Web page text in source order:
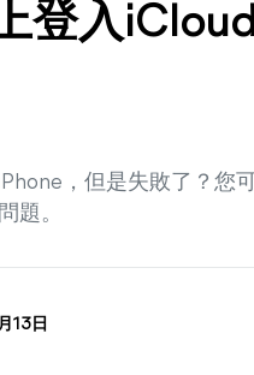
登入
，但是失敗了？您
題。
13日